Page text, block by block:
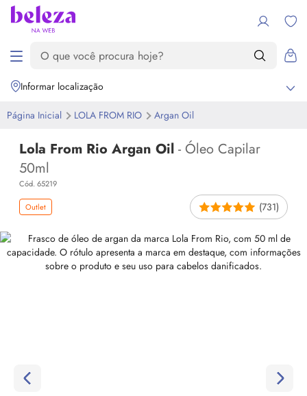
Informar localização
Página Inicial LOLA FROM RIO Argan Oil
Lola From Rio Argan Oil - Óleo Capilar
50ml
Cód. 65219
Outlet (731)